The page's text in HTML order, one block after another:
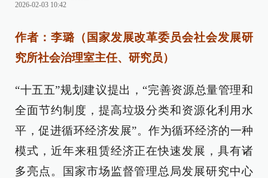
2026-02-03 10:42
作者：李璐（国家发展改革委员会社会发展研
究所社会治理室主任、研究员）
“十五五”规划建议提出，“完善资源总量管理和
全面节约制度，提高垃圾分类和资源化利用水
平，促进循环经济发展”。作为循环经济的一种
模式，近年来租赁经济正在快速发展，具有诸
多亮点。国家市场监督管理总局发展研究中心